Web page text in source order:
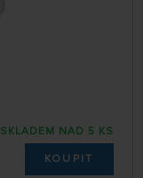
SKLADEM NAD 5 KS
KOUPIT